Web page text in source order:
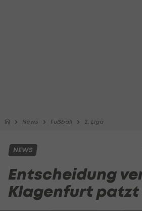
News Fußball 2. Liga
NEWS
Entscheidung
Klagenfurt patzt